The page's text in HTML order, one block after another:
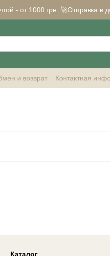
- от 1000 грн. 🚀Отправка
и возврат Контактная
Каталог